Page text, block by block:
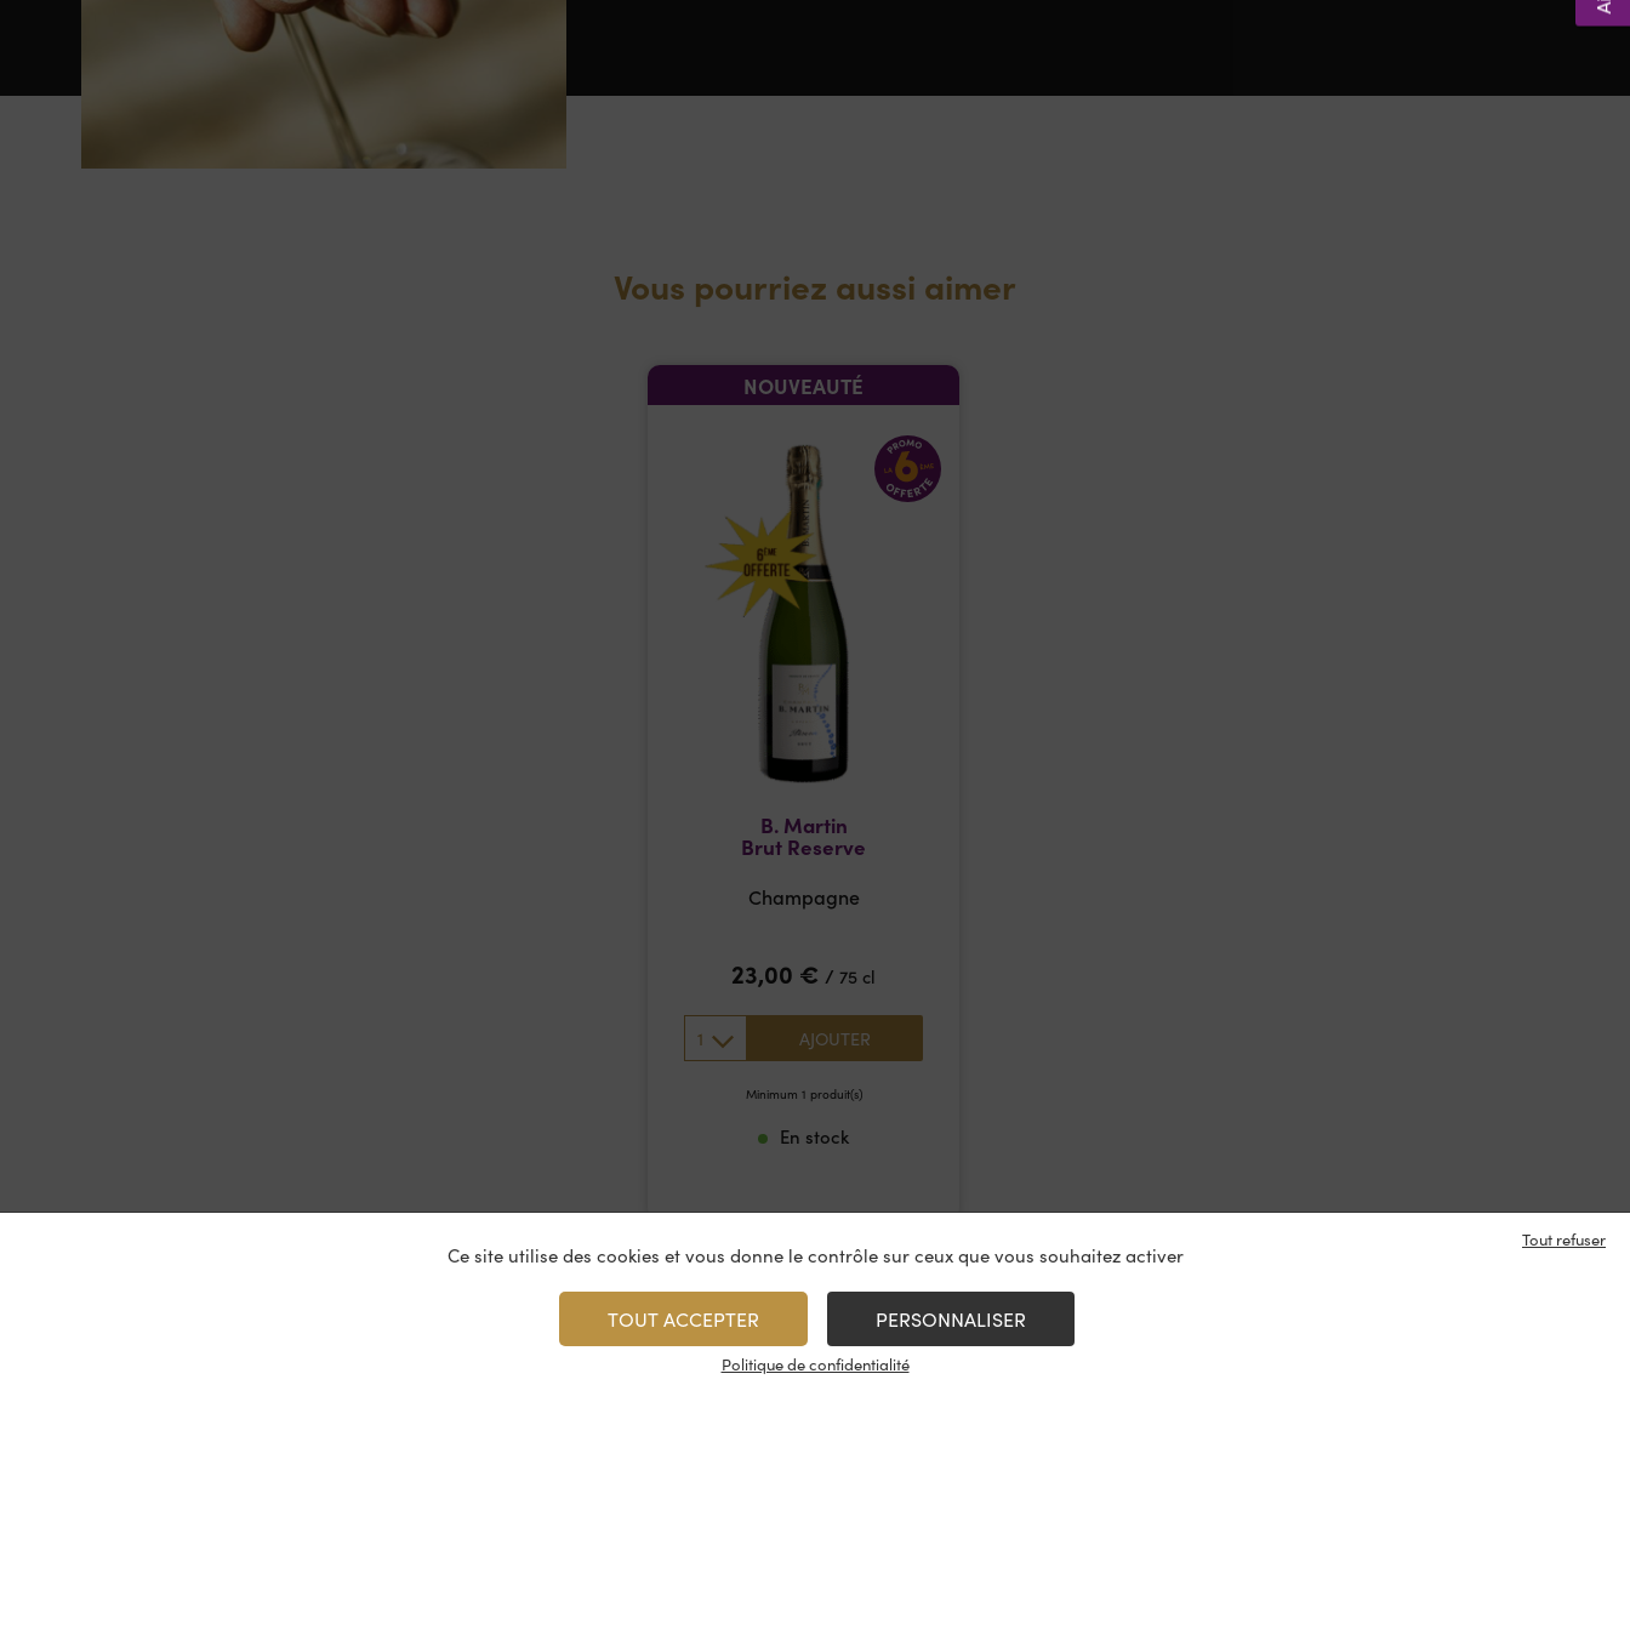
Vous pourriez aussi aimer
NOUVEAUTÉ
B. Martin
Brut Reserve
Champagne
23,00 € / 75 cl
1 AJOUTER
Minimum 1 produit(s)
En stock
Ce site utilise des cookies et vous donne le contrôle sur ceux que vous souhaitez activer
TOUT ACCEPTER
Tout refuser
PERSONNALISER
Politique de confidentialité